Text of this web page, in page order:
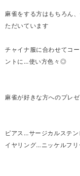
麻雀をする方はもちろん
ただいています
チャイナ服に合わせてコ
ントに…使い方色々◎
麻雀が好きな方へのプレ
ピアス…サージカルステン
イヤリング…ニッケルフリ